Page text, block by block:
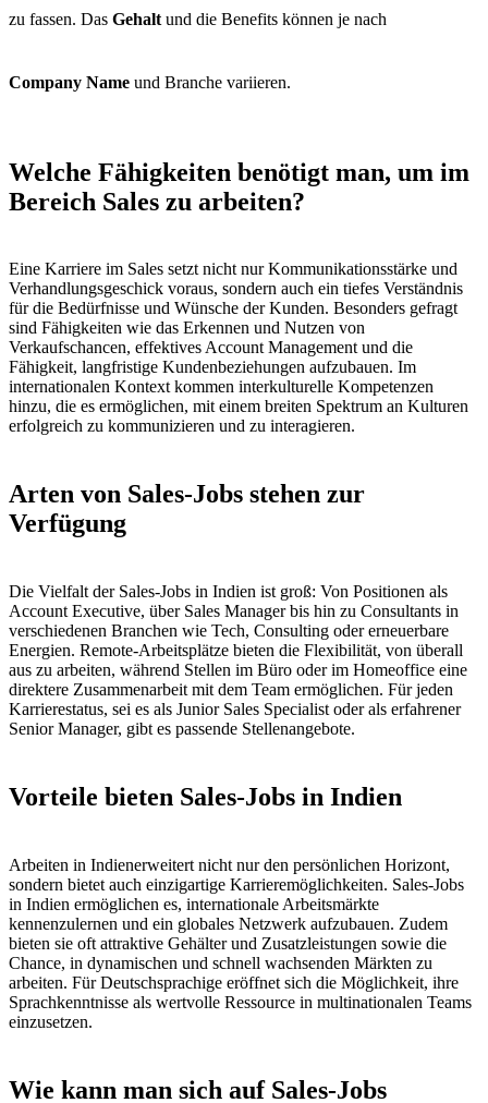
zu fassen. Das Gehalt und die Benefits können je nach
Company Name und Branche variieren.
Welche Fähigkeiten benötigt man, um im
Bereich Sales zu arbeiten?
Eine Karriere im Sales setzt nicht nur Kommunikationsstärke und
Verhandlungsgeschick voraus, sondern auch ein tiefes Verständnis
für die Bedürfnisse und Wünsche der Kunden. Besonders gefragt
sind Fähigkeiten wie das Erkennen und Nutzen von
Verkaufschancen, effektives Account Management und die
Fähigkeit, langfristige Kundenbeziehungen aufzubauen. Im
internationalen Kontext kommen interkulturelle Kompetenzen
hinzu, die es ermöglichen, mit einem breiten Spektrum an Kulturen
erfolgreich zu kommunizieren und zu interagieren.
Arten von Sales-Jobs stehen zur
Verfügung
Die Vielfalt der Sales-Jobs in Indien ist groß: Von Positionen als
Account Executive, über Sales Manager bis hin zu Consultants in
verschiedenen Branchen wie Tech, Consulting oder erneuerbare
Energien. Remote-Arbeitsplätze bieten die Flexibilität, von überall
aus zu arbeiten, während Stellen im Büro oder im Homeoffice eine
direktere Zusammenarbeit mit dem Team ermöglichen. Für jeden
Karrierestatus, sei es als Junior Sales Specialist oder als erfahrener
Senior Manager, gibt es passende Stellenangebote.
Vorteile bieten Sales-Jobs in Indien
Arbeiten in Indienerweitert nicht nur den persönlichen Horizont,
sondern bietet auch einzigartige Karrieremöglichkeiten. Sales-Jobs
in Indien ermöglichen es, internationale Arbeitsmärkte
kennenzulernen und ein globales Netzwerk aufzubauen. Zudem
bieten sie oft attraktive Gehälter und Zusatzleistungen sowie die
Chance, in dynamischen und schnell wachsenden Märkten zu
arbeiten. Für Deutschsprachige eröffnet sich die Möglichkeit, ihre
Sprachkenntnisse als wertvolle Ressource in multinationalen Teams
einzusetzen.
Wie kann man sich auf Sales-Jobs